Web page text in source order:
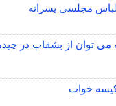
مجلسی پسرانه
می توان از بشقاب در
خواب